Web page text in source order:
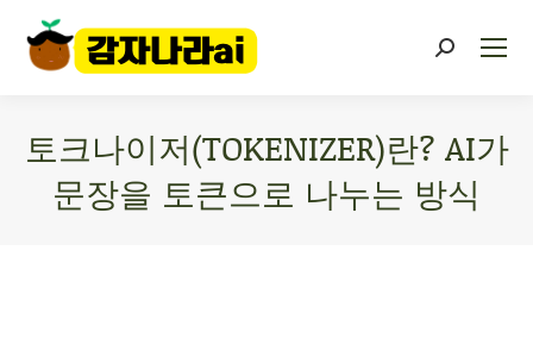
토크나이저(TOKENIZER)란? AI가
문장을 토큰으로 나누는 방식